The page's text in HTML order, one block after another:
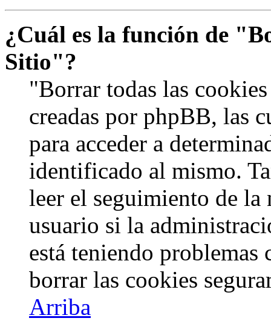
¿Cuál es la función de
Sitio"?
"Borrar todas las
creadas por phpBB, las
para acceder a
identificado al mismo.
leer el seguimiento de
usuario si la
está teniendo
borrar las cookies
Arriba